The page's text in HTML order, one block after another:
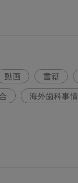
動画 書籍
海外歯科事情
知りたい